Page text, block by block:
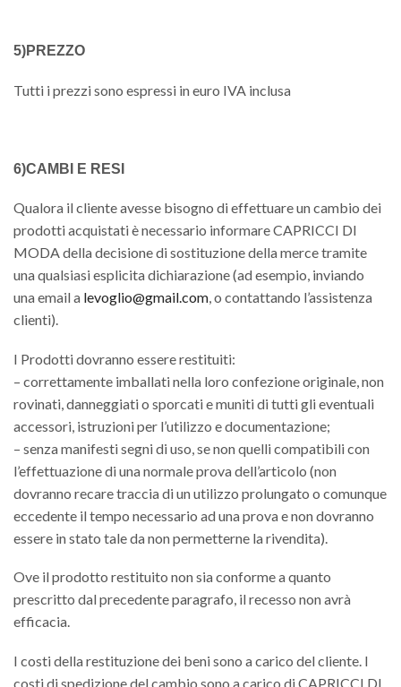
5)PREZZO
Tutti i prezzi sono espressi in euro IVA inclusa
6)CAMBI E RESI
Qualora il cliente avesse bisogno di effettuare un cambio dei
prodotti acquistati è necessario informare CAPRICCI DI
MODA della decisione di sostituzione della merce tramite
una qualsiasi esplicita dichiarazione (ad esempio, inviando
una email a levoglio@gmail.com, o contattando l’assistenza
clienti).
I Prodotti dovranno essere restituiti:
– correttamente imballati nella loro confezione originale, non
rovinati, danneggiati o sporcati e muniti di tutti gli eventuali
accessori, istruzioni per l’utilizzo e documentazione;
– senza manifesti segni di uso, se non quelli compatibili con
l’effettuazione di una normale prova dell’articolo (non
dovranno recare traccia di un utilizzo prolungato o comunque
eccedente il tempo necessario ad una prova e non dovranno
essere in stato tale da non permetterne la rivendita).
Ove il prodotto restituito non sia conforme a quanto
prescritto dal precedente paragrafo, il recesso non avrà
efficacia.
I costi della restituzione dei beni sono a carico del cliente. I
costi di spedizione del cambio sono a carico di CAPRICCI DI